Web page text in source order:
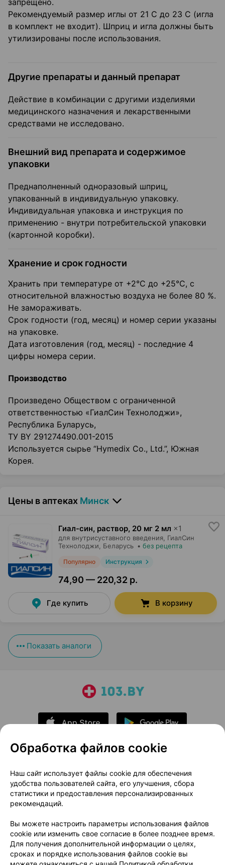
запрещено.
Рекомендуемый размер иглы от 21 С до 23 С (игла
в комплект не входит). Шприц и игла должны быть
утилизированы после использования.
Другие препараты и данный препарат
Действие в комбинации с другими изделиями
медицинского назначения и лекарственными
средствами не исследовано.
Внешний вид препарата и содержимое
упаковки
Преднаполненный одноразовый шприц,
упакованный в индивидуальную упаковку.
Индивидуальная упаковка и инструкция по
применению - внутри потребительской упаковки
(картонной коробки).
Хранение и срок годности
Хранить при температуре от +2°С до +25°С, с
относительной влажностью воздуха не более 80 %.
Не замораживать.
Срок годности (год, месяц) и номер серии указаны
на упаковке.
Дата изготовления (год, месяц) - последние 4
цифры номера серии.
Производство
Произведено Обществом с ограниченной
ответственностью «ГиалСин Технолоджи»,
Республика Буларусь,
ТУ BY 291274490.001-2015
Используется сырье “Hymedix Co., Ltd.”, Южная
Корея.
Цены в аптеках Минск
Гиал-син, раствор, 20 мг 2 мл ×1
для внутрисуставного введения, ГиалСин
Технолоджи, Беларусь • без рецепта
Популярно Инструкция
74,90 — 220,32 р.
Где купить В корзину
Показать аналоги
О проекте
Новости проекта
Размещение рекламы
Медицинский маркетинг
Публичный договор
Доставка
Способы оплаты
Вакансии
Партнеры
Написать руководителю 103.by
Написать в поддержку
Обработка файлов cookie
Наш сайт использует файлы cookie для обеспечения
удобства пользователей сайта, его улучшения, сбора
статистики и предоставления персонализированных
рекомендаций.
Вы можете настроить параметры использования файлов
cookie или изменить свое согласие в более позднее время.
Для получения дополнительной информации о целях,
сроках и порядке использования файлов cookie вы